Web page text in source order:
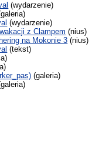
(wydarzenie)
(wydarzenie)
z Clampem (nius)
na Mokonie 3 (nius)
(tekst)
(galeria)